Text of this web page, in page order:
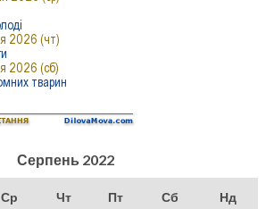
Серпень 2022
Ср Чт Пт Сб Нд